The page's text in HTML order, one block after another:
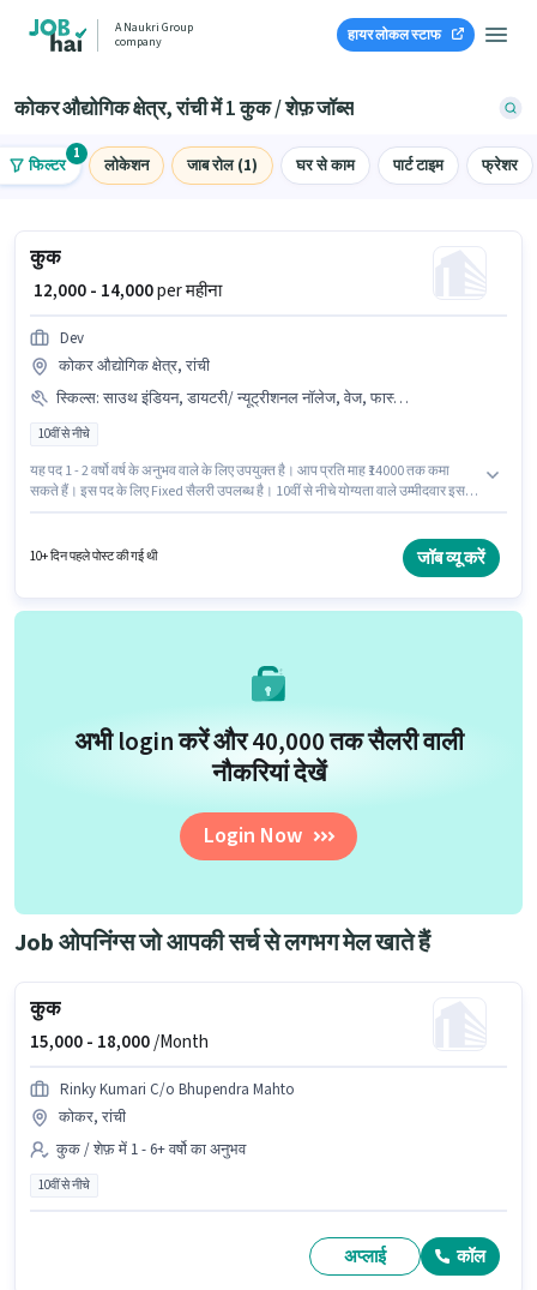
A Naukri Group
company
हायर लोकल स्टाफ
कोकर औद्योगिक क्षेत्र, रांची में 1 कुक / शेफ़ जॉब्स
फिल्टर
1
लोकेशन जाब रोल (1) घर से काम पार्ट टाइम फ्रेशर
कुक
₹ 12,000 - 14,000per महीना
Dev
कोकर औद्योगिक क्षेत्र, रांची
स्किल्स: साउथ इंडियन, डायटरी/ न्यूट्रीशनल नॉलेज, वेज, फास्ट फूड, फूड हाईजीन/ सेफ्टी, चीनी, नॉर्थ इंडियन, कॉन्टिनेंटल, फूड प्रेजेंटेशन/ प्लेटिंग, पिज़्ज़ा/पास्ता, मल्टी कुज़ीन
10वीं से नीचे
यह पद 1 - 2 वर्षो वर्ष के अनुभव वाले के लिए उपयुक्त है। आप प्रति माह ₹14000 तक कमा
सकते हैं। इस पद के लिए Fixed सैलरी उपलब्ध है। 10वीं से नीचे योग्यता वाले उम्मीदवार इस
नॉलेज, फूड हाईजीन/ सेफ्टी, फूड प्रेजेंटेशन/ प्लेटिंग जैसी स्किल्स होनी चाहिए। यह नौकरी
कोकर औद्योगिक क्षेत्र, रांची में स्थित है। Dev कुक / शेफ़ श्रेणी में कुक पद के लिए सक्रिय
10+ दिन पहले पोस्ट की गई थी जॉब व्यू करें
अभी login करें और ₹40,000 तक सैलरी वाली
नौकरियां देखें
Login Now
Job ओपनिंग्स जो आपकी सर्च से लगभग मेल खाते हैं
कुक
15,000 - 18,000/Month
Rinky Kumari C/o Bhupendra Mahto
कोकर, रांची
कुक / शेफ़ में 1 - 6+ वर्षो का अनुभव
10वीं से नीचे
अप्लाई कॉल